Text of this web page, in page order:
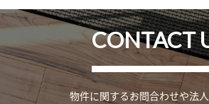
CONTACT
物件に関するお問合わせや法人